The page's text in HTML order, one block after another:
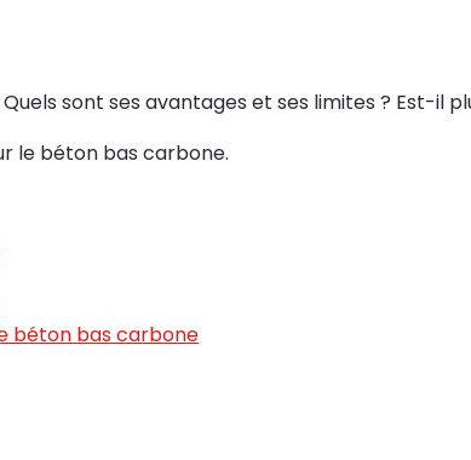
sont ses avantages et ses limites ? Est-il
le béton bas carbone.
béton bas carbone